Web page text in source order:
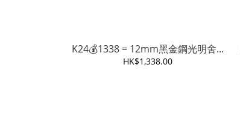
K24💰1338 = 12mm黑金鋼光明舍...
HK$1,338.00